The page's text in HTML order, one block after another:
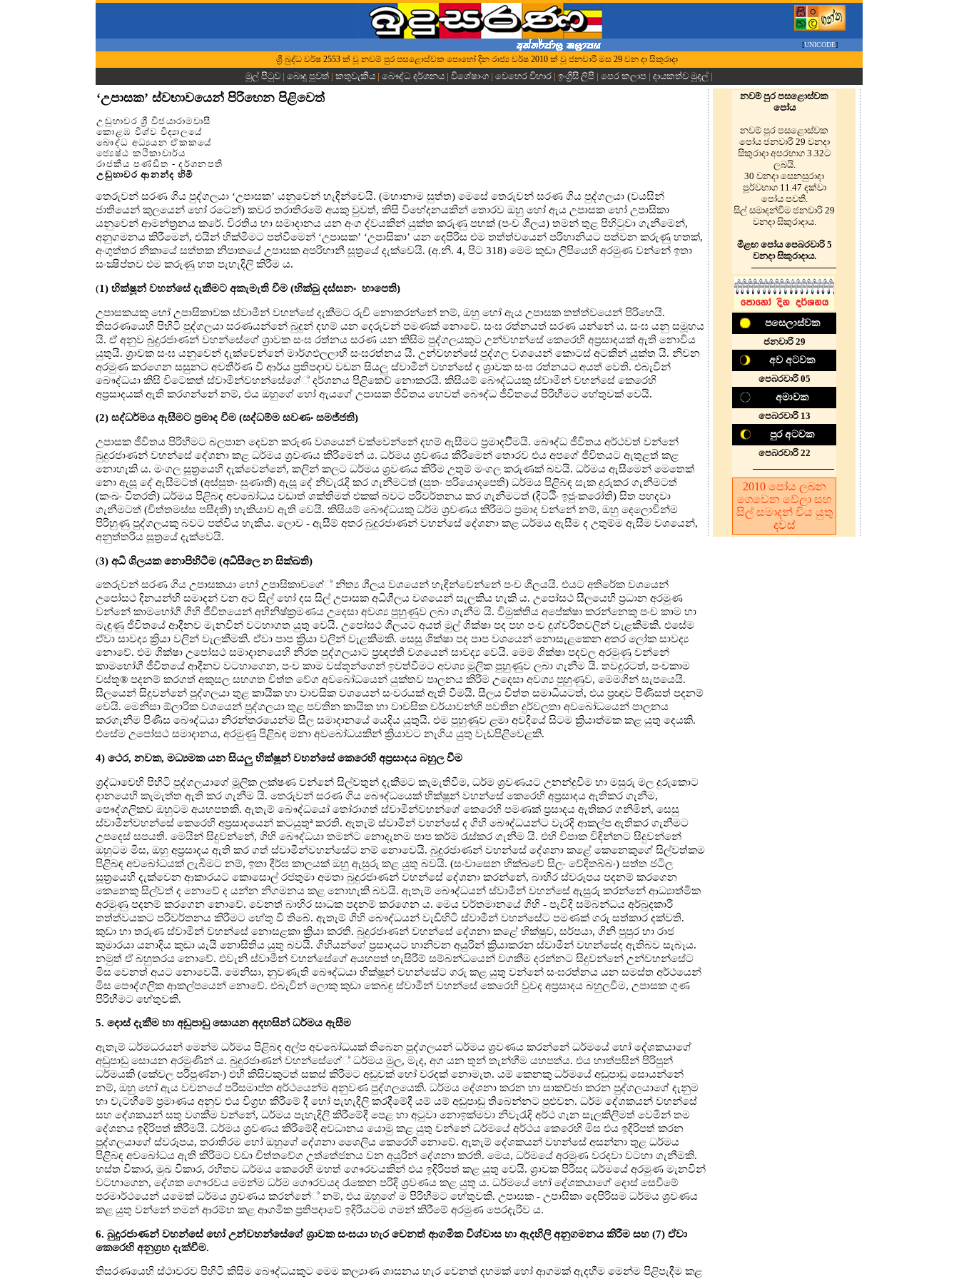
[UNICODE]
ශ්‍රී බුද්ධ වර්ෂ 2553 ක් වූ නවම් පුර පසළොස්වක පොහෝ දින රාජ්‍ය වර්ෂ 2010 ක් වූ ජනවාරි මස 29 වන දා සිකුරාදා
මුල් පිටුව | බොදු පුවත් | කතුවැකිය | බෞද්ධ දර්ශනය | විශේෂාංග | වෙහෙර විහාර | ඉංග්‍රිසි ලිපි | පෙර කලාප | දායකත්ව මුදල් |
‘උපාසක’ ස්වභාවයෙන් පිරිහෙන පිළිවෙත්
උඩුහාවර ශ්‍රී විජයාරාමවාසී
කොළඹ විශ්ව විද්‍යාලයේ
බෞද්ධ අධ්‍යයන ඒකකයේ
ජ්‍යෙෂ්ඨ කථිකාචාර්ය
රාජකීය පණ්ඩිත - දර්ශනපති
උඩුහාවර ආනන්ද හිමි
තෙරුවන් සරණ ගිය පුද්ගලයා ‘උපාසක’ යනුවෙන් හැඳින්වෙයි. (මහානාම සුත්ත) මෙසේ තෙරුවන් සරණ ගිය පුද්ගලයා (වයසින්
ජාතියෙන් කුලයෙන් හෝ රටෙන්) කවර තරාතිරමේ අයකු වුවත්, කිසි විභේදනයකින් තොරව ඔහු හෝ ඇය උපාසක හෝ උපාසිකා
යනුවෙන් ආමන්ත්‍රනය කරේ. විරතිය හා සමාදානය යන අංග ද්වයකින් යුක්ත කරුණු පහක් (පංච ශීලය) තමන් තුළ පිහිටුවා ගැනීමෙන්,
අනුගමනය කිරීමෙන්, එයින් හික්මීමට පත්වීමෙන් ‘උපාසක’ ‘උපාසිකා’ යන දෙපිරිස එම තත්ත්වයෙන් පරිහානියට පත්වන කරුණු හතක්,
අංගුත්තර නිකායේ සත්තක නිපාතයේ උපාසක අපරිහානී සූත්‍රයේ දැක්වෙයි. (අ.නි. 4, පිට 318) මෙම කුඩා ලිපියෙහි අරමුණ වන්නේ ඉතා
සංක්‍ෂිප්තව එම කරුණු හත පැහැදිලි කිරීම ය.
(1) භික්ෂූන් වහන්සේ දැකීමට අකැමැති වීම (භික්ඛු දස්සනං හාපෙති)
උපාසකයකු හෝ උපාසිකාවක ස්වාමීන් වහන්සේ දැකීමට රුචි නොකරන්නේ නම්, ඔහු හෝ ඇය උපාසක තත්ත්වයෙන් පිරිහෙයි.
තිසරණයෙහි පිහිටි පුද්ගලයා සරණයන්නේ බුදුන් දහම් යන දෙරුවන් පමණක් නොවේ. සංඝ රත්නයත් සරණ යන්නේ ය. සංඝ යනු සමූහය
යි. ඒ අනුව බුදුරජාණන් වහන්සේගේ ශ්‍රාවක සංඝ රත්නය සරණ යන කිසිම පුද්ගලයකුට උන්වහන්සේ කෙරෙහි අප්‍රසාදයක් ඇති නොවිය
යුතුයි. ශ්‍රාවක සංඝ යනුවෙන් දැක්වෙන්නේ මාර්ගඵලලාභී සංඝරත්නය යි. උන්වහන්සේ පුද්ගල වශයෙන් කොටස් අටකින් යුක්ත යි. නිවන
අරමුණ කරගෙන සසුනට අවතීර්ණ වී ආර්ය ප්‍රතිපදාව වඩන සියලු ස්වාමීන් වහන්සේ ද ශ්‍රාවක සංඝ රත්නයට අයත් වෙති. එබැවින්
බෞද්ධයා කිසි විටෙකත් ස්වාමීන්වහන්සේගේ් දර්ශනය පිළිකෙව් නොකරයි. කිසියම් බෞද්ධයකු ස්වාමීන් වහන්සේ කෙරෙහි
අප්‍රසාදයක් ඇති කරගන්නේ නම්, එය ඔහුගේ හෝ ඇයගේ උපාසක ජීවිතය හෙවත් බෞද්ධ ජීවිතයේ පිරිහීමට හේතුවක් වෙයි.
(2) සද්ධර්මය ඇසීමට ප්‍රමාද වීම (සද්ධම්ම සවණං සමජ්ජති)
උපාසක ජීවිතය පිරිහීමට බලපාන දෙවන කරුණ වශයෙන් චක්වෙන්නේ දහම් ඇසීමට ප්‍රමාදවීීමයි. බෞද්ධ ජීවිතය අර්ථවත් වන්නේ
බුදුරජාණන් වහන්සේ දේශනා කළ ධර්මය ශ්‍රවණය කිරීමෙන් ය. ධර්මය ශ්‍රවණය කිරීමෙන් තොරව එය අපගේ ජීවිතයට ඇතුළත් කළ
නොහැකි ය. මංගල සූත්‍රයෙහි දැක්වෙන්නේ, කලින් කලට ධර්මය ශ්‍රවණය කිරීම උතුම් මංගල කරුණක් බවයි. ධර්මය ඇසීමෙන් මෙතෙක්
නො ඇසූ දේ ඇසීමටත් (අස්සුතං සුණාති) ඇසූ දේ නිවැරැදි කර ගැනීමටත් (සුතං පරියොදපෙති) ධර්මය පිළිබඳ සැක දුරුකර ගැනීමටත්
(කංඛං විතරති) ධර්මය පිළිබඳ අවබෝධය වඩාත් ශක්තිමත් එකක් බවට පරිවර්තනය කර ගැනීමටත් (දිට්ඨිං ඉජුංකරෝති) සිත පහදවා
ගැනීමටත් (චිත්තමස්ස පසීදති) හැකියාව ඇති වෙයි. කිසියම් බෞද්ධයකු ධර්ම ශ්‍රවණය කිරීමට ප්‍රමාද වන්නේ නම්, ඔහු දෙලොවින්ම
පිරිහුණු පුද්ගලයකු බවට පත්විය හැකිය. ලොව - ඇසීම් අතර බුදුරජාණන් වහන්සේ දේශනා කළ ධර්මය ඇසීම ද උතුම්ම ඇසීම වශයෙන්,
අනුත්තරිය සූත්‍රයේ දැක්වෙයි.
(3) අධි ශිලයක නොපිහිටීම (අධිසීලෙ න සික්ඛති)
තෙරුවන් සරණ ගිය උපාසකයා හෝ උපාසිකාවගේ් නිත්‍ය ශීලය වශයෙන් හැඳින්වෙන්නේ පංච ශීලයයි. එයට අතිරේක වශයෙන්
උපෝසථ දිනයන්හි සමාදන් වන අට සිල් හෝ දස සිල් උපාසක අධිශීලය වශයෙන් සැලකිය හැකි ය. උපෝසථ සීලයෙහි ප්‍රධාන අරමුණ
වන්නේ කාමභෝගී ගිහි ජීවිතයෙන් අභිනිෂ්ක්‍රමණය උදෙසා අවශ්‍ය පුහුණුව ලබා ගැනීම යි. විමුක්තිය අපේක්ෂා කරන්නෙකු පංච කාම හා
බැඳුණු ජීවිතයේ ආදීනව මැනවින් වටහාගත යුතු වෙයි. උපෝසථ ශීලයට අයත් මුල් ශික්ෂා පද පහ පංච දුශ්චරිතවලින් වැළකීමකි. එසේම
ඒවා සාවද්‍ය ක්‍රියා වලින් වැලකීමකි. ඒවා පාප ක්‍රියා වලින් වැළකීමකි. සෙසු ශික්ෂා පද පාප වශයෙන් නොසැළකෙන අතර ලෝක සාවද්‍ය
නොවේ. එම ශික්ෂා උපෝසථ සමාදානයෙහි නිරත පුද්ගලයාට ප්‍රඥප්ති වශයෙන් සාවද්‍ය වෙයි. මෙම ශික්ෂා පදවල අරමුණු වන්නේ
කාමභෝගී ජීවිතයේ ආදීනව වටහාගෙන, පංච කාම වස්තූන්ගෙන් ඉවත්වීමට අවශ්‍ය මූලික පුහුණුව ලබා ගැනීම යි. තවදුරටත්, පංචකාම
වස්තූ® පදනම් කරගත් අකුසල සහගත චිත්ත වේග අවබෝධයෙන් යුක්තව පාලනය කිරීම උදෙසා අවශ්‍ය පුහුණුව, මෙමගින් සැපයෙයි.
සීලයෙන් සිදුවන්නේ පුද්ගලයා තුළ කායික හා වාචසික වශයෙන් සංවරයක් ඇති වීමයි. සීලය චිත්ත සමාධියටත්, එය ප්‍රඥාව පිණිසත් පදනම්
වෙයි. මෙනිසා ඕලාරික වශයෙන් පුද්ගලයා තුළ පවතින කායික හා වාචසික චර්යාවන්හි පවතින දුර්වලතා අවබෝධයෙන් පාලනය
කරගැනීම පිණිස බෞද්ධයා නිරන්තරයෙන්ම සීල සමාදානයේ යෙදිය යුතුයි. එම පුහුණුව ළමා අවදියේ සිටම ක්‍රියාත්මක කළ යුතු දෙයකි.
එසේම උපෝසථ සමාදානය, අරමුණු පිළිබඳ මනා අවබෝධයකින් ක්‍රියාවට නැගිය යුතු වැඩපිළිවෙළකි.
4) ථෙර, නවක, මධ්‍යමක යන සියලු භික්ෂූන් වහන්සේ කෙරෙහි අප්‍රසාදය බහුල වීම
ශ්‍රද්ධාවෙහි පිහිටි පුද්ගලයාගේ මූලික ලක්ෂණ වන්නේ සිල්වතුන් දැකීමට කැමැතිවීම, ධර්ම ශ්‍රවණයට උනන්දුවීම හා මසුරු මල දුරුකොට
දානයෙහි කැමැත්ත ඇති කර ගැනීම යි. තෙරුවන් සරණ ගිය බෞද්ධයෙක් භික්ෂූන් වහන්සේ කෙරෙහි අප්‍රසාදය ඇතිකර ගැනීම,
පෞද්ගලිකව ඔහුටම අයහපතකි. ඇතැම් බෞද්ධයෝ තෝරාගත් ස්වාමීන්වහන්ගේ කෙරෙහි පමණක් ප්‍රසාදය ඇතිකර ගනිමින්, සෙසු
ස්වාමීන්වහන්සේ කෙරෙහි අප්‍රසාදයෙන් කටයුතුª කරති. ඇතැම් ස්වාමීන් වහන්සේ ද ගිහි බෞද්ධයන්ට වැරදි ආකල්ප ඇතිකර ගැනීමට
උපදෙස් සපයති. මෙයින් සිදුවන්නේ, ගිහි බෞද්ධයා තමන්ට නොදැනම පාප කර්ම රැස්කර ගැනීම යි. එහි විපාක විඳින්නට සිදුවන්නේ
ඔහුටම මිස, ඔහු අප්‍රසාදය ඇති කර ගත් ස්වාමීන්වහන්සේට නම් නොවෙයි. බුදුරජාණන් වහන්සේ දේශනා කළේ කෙනෙකුගේ සිල්වත්කම
පිළිබඳ අවබෝධයක් ලැබීමට නම්, ඉතා දීර්ඝ කාලයක් ඔහු ඇසුරු කළ යුතු බවයි. (සංවාසෙන භික්ඛවේ සිලං වේදිතබ්බං) සත්ත ජටිල
සූත්‍රයෙහි දැක්වෙන ආකාරයට කොසොල් රජතුමා අමතා බුදුරජාණන් වහන්සේ දේශනා කරන්නේ, බාහිර ස්වරූපය පදනම් කරගෙන
කෙනෙකු සිල්වත් ද නොවේ ද යන්න නිගමනය කළ නොහැකි බවයි. ඇතැම් බෞද්ධයන් ස්වාමීන් වහන්සේ ඇසුරු කරන්නේ ආධ්‍යාත්මික
අරමුණු පදනම් කරගෙන නොවේ. වෙනත් බාහිර සාධක පදනම් කරගෙන ය. මෙය වර්තමානයේ ගිහි - පැවිදි සම්බන්ධය අර්බුදකාරී
තත්ත්වයකට පරිවර්තනය කිරීමට හේතු වී තිබේ. ඇතැම් ගිහි බෞද්ධයන් වැඩිහිටි ස්වාමීන් වහන්සේට පමණක් ගරු සත්කාර දක්වති.
කුඩා හා තරුණ ස්වාමීන් වහන්සේ නොසළකා ක්‍රියා කරති. බුදුරජාණන් වහන්සේ දේශනා කළේ භික්ෂුව, සර්පයා, ගිනි පුපුර හා රාජ
කුමාරයා යනාදිය කුඩා යැයි නොසිතිය යුතු බවයි. ගිහියන්ගේ ප්‍රසාදයට හානිවන අයුරින් ක්‍රියාකරන ස්වාමීන් වහන්සේද ඇතිබව සැබෑය.
නමුත් ඒ බහුතරය නොවේ. එවැනි ස්වාමීන් වහන්සේගේ අයහපත් හැසිරීම් සම්බන්ධයෙන් වගකීම දරන්නට සිදුවන්නේ උන්වහන්සේට
මිස වෙනත් අයට නොවෙයි. මෙනිසා, නුවණැති බෞද්ධයා භික්ෂූන් වහන්සේට ගරු කළ යුතු වන්නේ සංඝරත්නය යන සමස්ත අර්ථයෙන්
මිස පෞද්ගලික ආකල්පයෙන් නොවේ. එබැවින් ලොකු කුඩා කෙබඳු ස්වාමීන් වහන්සේ කෙරෙහි වුවද අප්‍රසාදය බහුලවීම, උපාසක ගුණ
පිරිහීමට හේතුවකි.
5. දොස් දැකීම හා අඩුපාඩු සොයන අදහසින් ධර්මය ඇසීම
ඇතැම් ධර්මධරයන් මෙන්ම ධර්මය පිළිබඳ අල්ප අවබෝධයක් තිබෙන පුද්ගලයන් ධර්මය ශ්‍රවණය කරන්නේ ධර්මයේ හෝ දේශකයාගේ
අඩුපාඩු සොයන අරමුණින් ය. බුදුරජාණන් වහන්සේගේ් ධර්මය මුල, මැද, අග යන තුන් තැන්හීම යහපත්ය. එය හාත්පසින් පිරිපුන්
ධර්මයකි (කේවල පරිපුණ්නං) එහි කිසිවකුටත් සකස් කිරීමට අඩුවක් හෝ වරදක් නොමැත. යම් කෙනකු ධර්මයේ අඩුපාඩු සොයන්නේ
නම්, ඔහු හෝ ඇය වචනයේ පරිසමාප්ත අර්ථයෙන්ම අනුවණ පුද්ගලයෙකි. ධර්මය දේශනා කරන හා සාකච්ඡා කරන පුද්ගලයාගේ දැනුම
හා වැටහීමේ ප්‍රමාණය අනුව එය විග්‍රහ කිරීමේ දී හෝ පැහැදිලි කරදීමේදී යම් යම් අඩුපාඩු තිබෙන්නට පුළුවන. ධර්ම දේශකයන් වහන්සේ
සහ දේශකයන් සතු වගකීම වන්නේ, ධර්මය පැහැදිලි කිරීමේදී පෙළ හා අටුවා නොඉක්මවා නිවැරැදි අර්ථ ගැන සැලකිලිමත් වෙමින් තම
දේශනය ඉදිරිපත් කිරීමයි. ධර්මය ශ්‍රවණය කිරීමේදී අවධානය යොමු කළ යුතු වන්නේ ධර්මයේ අර්ථය කෙරෙහි මිස එය ඉදිරිපත් කරන
පුද්ගලයාගේ ස්වරූපය, තරාතිරම හෝ ඔහුගේ දේශනා ශෛලිය කෙරෙහි නොවේ. ඇතැම් දේශකයන් වහන්සේ අසන්නා තුළ ධර්මය
පිළිබඳ අවබෝධය ඇති කිරීමට වඩා චිත්තවේග උත්තේජනය වන අයුරින් දේශනා කරති. මෙය, ධර්මයේ අරමුණ වරදවා වටහා ගැනීමකි.
හස්ත විකාර, මුඛ විකාර, රහිතව ධර්මය කෙරෙහි මහත් ගෞරවයකින් එය ඉදිරිපත් කළ යුතු වෙයි. ශ්‍රාවක පිරිසද ධර්මයේ අරමුණ මැනවින්
වටහාගෙන, දේශක ගෞරවය මෙන්ම ධර්ම ගෞරවයද රැකෙන පරිදි ශ්‍රවණය කළ යුතු ය. ධර්මයේ හෝ දේශකයාගේ දොස් සෙවීමේ
පරමාර්ථයෙන් යමෙක් ධර්මය ශ්‍රවණය කරන්නේ් නම්, එය ඔහුගේ ම පිරිහීමට හේතුවකි. උපාසක - උපාසිකා දෙපිරිසම ධර්මය ශ්‍රවණය
කළ යුතු වන්නේ තමන් ආරම්භ කළ ආගමික ප්‍රතිපදාවේ ඉදිරියටම ගමන් කිරීමේ අරමුණ පෙරදැරිව ය.
6. බුදුරජාණන් වහන්සේ හෝ උන්වහන්සේගේ ශ්‍රාවක සංඝයා හැර වෙනත් ආගමික විශ්වාස හා ඇදහිලි අනුගමනය කිරීම සහ (7) ඒවා
කෙරෙහි අනුග්‍රහ දැක්වීම.
තිසරණයෙහි ස්ථාවරව පිහිටි කිසිම බෞද්ධයකුට මෙම කල්‍යාණ ශාසනය හැර වෙනත් දහමක් හෝ ආගමක් ඇදහීම මෙන්ම පිළිපැදීම කළ
නවම් පුර පසළොස්වක
පෝය
නවම් පුර පසළොස්වක
පෝය ජනවාරි 29 වනදා
සිකුරාදා අපරභාග 3.32ට
ලබයි.
30 වනදා සෙනසුරාදා
පූර්වභාග 11.47 දක්වා
පෝය පවතී.
සිල් සමාදන්වීම ජනවාරි 29
වනදා සිකුරාදාය.
මීළඟ පෝය පෙබරවාරි 5
වනදා සිකුරාදාය.
පසෙලාස්වක
ජනවාරි 29
අව අටවක
පෙබරවාරි 05
අමාවක
පෙබරවාරි 13
පුර අටවක
පෙබරවාරි 22
2010 පෝය ලබන
ගෙවෙන වේලා සහ
සිල් සමාදන් විය යුතු
දවස